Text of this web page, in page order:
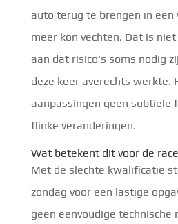
auto terug te brengen in een
meer kon vechten. Dat is
aan dat risico's soms nodig
deze keer averechts werkte.
aanpassingen geen subtiele
flinke veranderingen.
Wat betekent dit voor de
Met de slechte kwalificatie
zondag voor een lastige
geen eenvoudige technische